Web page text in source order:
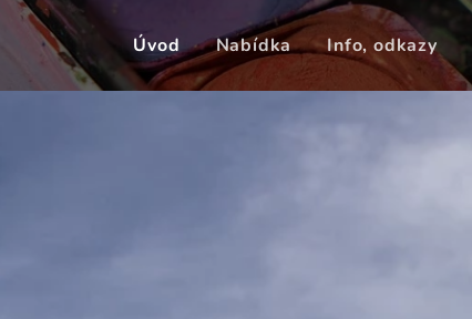
Úvod Nabídka Info, odkazy